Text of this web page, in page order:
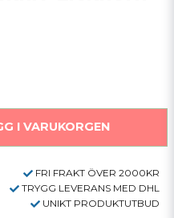
I VARUKORGEN
FRI FRAKT ÖVER 2000KR
TRYGG LEVERANS MED DHL
UNIKT PRODUKTUTBUD